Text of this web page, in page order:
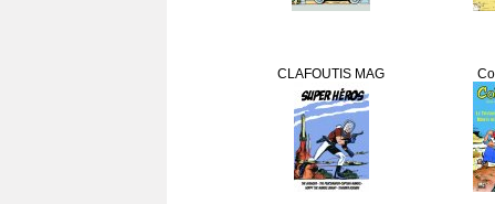
CLAFOUTIS MAG